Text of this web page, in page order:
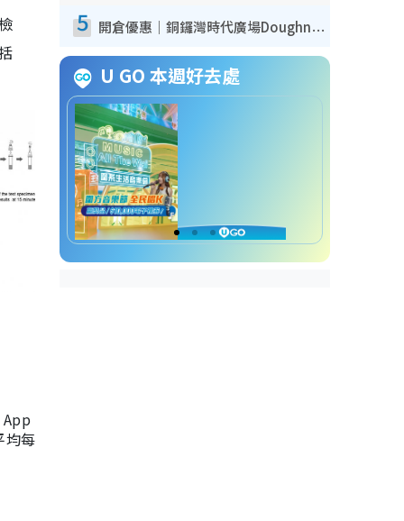
均每
5 開倉優惠｜銅鑼灣時代廣場Doughnut/Campo Marzio開倉低至1折！背囊、書包、手袋劈價$200起
U GO 本週好去處